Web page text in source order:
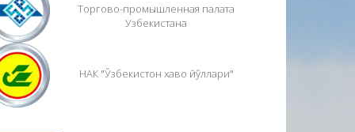
Торгово-промышленная палата
Узбекистана
НАК "Ўзбекистон хаво йўллари"